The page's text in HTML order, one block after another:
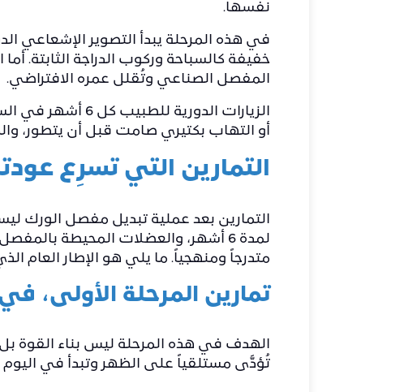
نفسها.
في هذه المرحلة يبدأ التصوير
خفيفة كالسباحة وركوب الدراجة الثابتة.
المفصل الصناعي وتُقلل عمره الافتراضي.
الزيارات
أو التهاب بكتيري صامت قبل أن يتطور،
التمارين التي تسرِع
لمدة 6 أشهر، والعضلات المحيطة
متدرجاً ومنهجياً. ما يلي هو الإطار العام
تمارين المرحلة الأولى،
الهدف في هذه المرحلة ليس بناء القوة
تُؤدَّى مستلقياً على الظهر وتبدأ في اليوم